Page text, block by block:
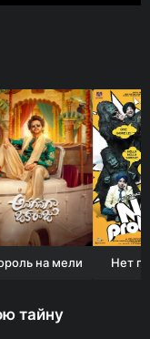
на мели Нет
тайну